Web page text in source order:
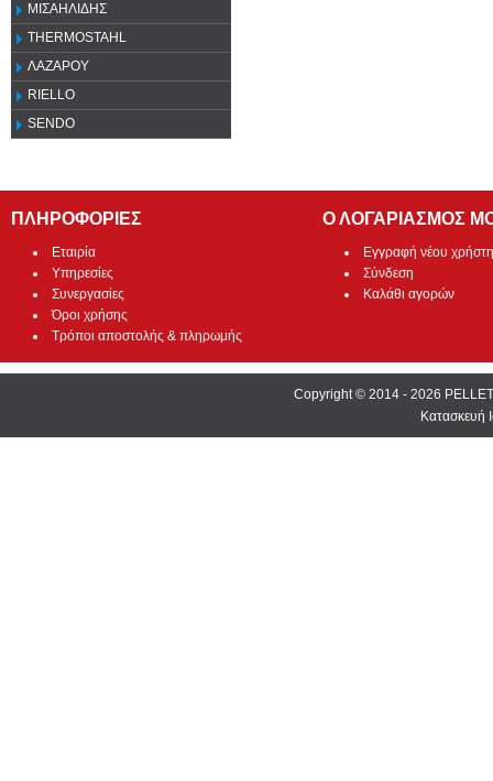
ΜΙΣΑΗΛΙΔΗΣ
THERMOSTAHL
ΛΑΖΑΡΟΥ
RIELLO
SENDO
ΠΛΗΡΟΦΟΡΙΕΣ
Εταιρία
Υπηρεσίες
Συνεργασίες
Όροι χρήσης
Τρόποι αποστολής & πληρωμής
Ο ΛΟΓΑΡΙΑΣΜΟΣ
Εγγραφή νέου χρήστη
Σύνδεση
Καλάθι αγορών
Copyright © 2014 - 2026
Κατασκευή